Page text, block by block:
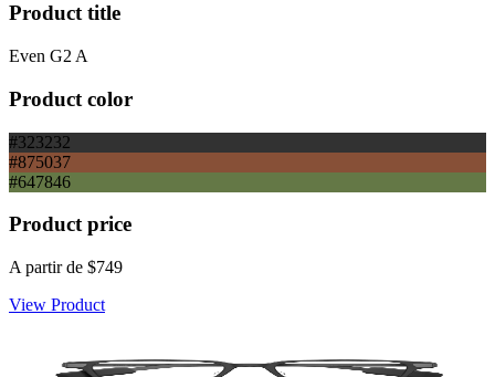
Product title
Even G2 A
Product color
#323232
#875037
#647846
Product price
A partir de $749
View Product